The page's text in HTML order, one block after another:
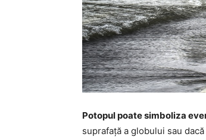
Potopul poate simboliza
suprafață a globului sau